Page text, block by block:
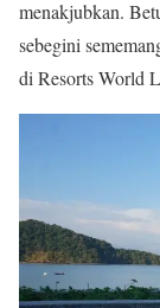
menakjubkan.
sebegini
di Resorts World